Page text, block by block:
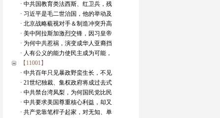
· 中共国教育类法西斯、红卫兵，残
· 习近平是毛二世治国，他的举动及
· 北京战略藐视对手＆制造冲突升高
· 美中阿拉斯加激烈交锋，因习皇帝
· 为何中共惹祸，演变成华人亚裔挡
· 人有公义的能力使民主成为可能，
【11001】
· 中共百年只见暴政野蛮生长，不见
· 21世纪独裁、集权政府将成过去式
· 中共禁台湾凤梨，为何国民党比民
· 中共要求美国尊重核心利益，却又
· 共产党靠笔桿子起家，对无知、单